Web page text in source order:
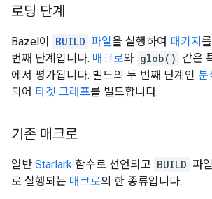
로딩 단계
Bazel이 BUILD 파일을 실행하여 패키지
번째 단계입니다. 매크로와 glob() 같은
에서 평가됩니다. 빌드의 두 번째 단계인 분
되어 타겟 그래프를 빌드합니다.
기존 매크로
일반 Starlark 함수로 선언되고 BUILD 파
로 실행되는 매크로의 한 종류입니다.